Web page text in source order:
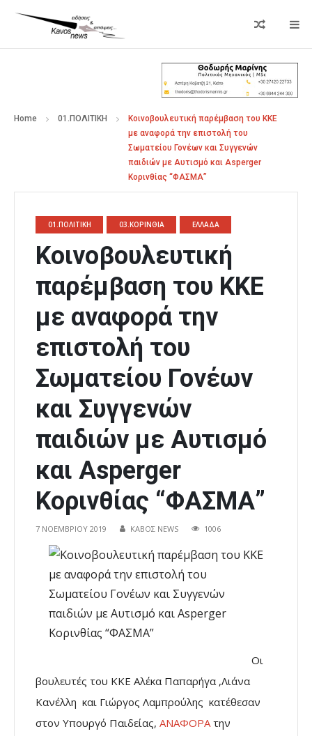
Home 01.ΠΟΛΙΤΙΚΗ
Κοινοβουλευτική παρέμβαση του ΚΚΕ
με αναφορά την επιστολή του
Σωματείου Γονέων και Συγγενών
παιδιών με Αυτισμό και Asperger
Κορινθίας “ΦΑΣΜΑ”
01.ΠΟΛΙΤΙΚΗ 03.ΚΟΡΙΝΘΙΑ ΕΛΛΑΔΑ
Κοινοβουλευτική
παρέμβαση του ΚΚΕ
με αναφορά την
επιστολή του
Σωματείου Γονέων
και Συγγενών
παιδιών με Αυτισμό
και Asperger
Κορινθίας “ΦΑΣΜΑ”
7 ΝΟΕΜΒΡΊΟΥ 2019 ΚΑΒΟΣ NEWS 1006
Οι
βουλευτές του ΚΚΕ Αλέκα Παπαρήγα ,Λιάνα
Κανέλλη και Γιώργος Λαμπρούλης κατέθεσαν
στον Υπουργό Παιδείας, ΑΝΑΦΟΡΑτην